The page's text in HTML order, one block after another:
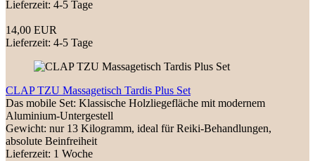
Lieferzeit: 4-5 Tage
14,00 EUR
Lieferzeit: 4-5 Tage
CLAP TZU Massagetisch Tardis Plus Set
Das mobile Set: Klassische Holzliegefläche mit modernem
Aluminium-Untergestell
Gewicht: nur 13 Kilogramm, ideal für Reiki-Behandlungen,
absolute Beinfreiheit
Lieferzeit: 1 Woche